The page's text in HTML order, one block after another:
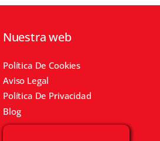
Nuestra web
Política De Cookies
Aviso Legal
Política De Privacidad
Blog